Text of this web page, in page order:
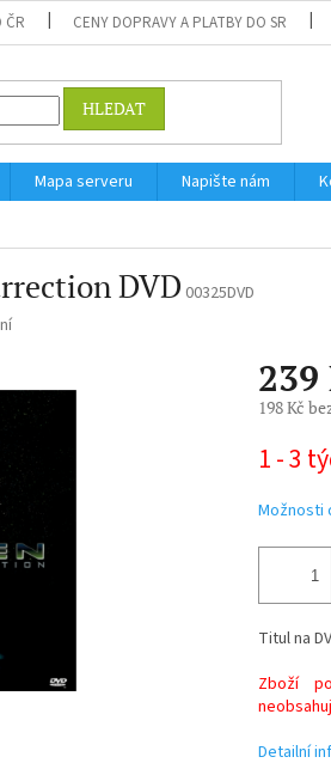
ČR CENY DOPRAVY A PLATBY DO SR
HLEDAT
Mapa serveru Napište nám
DVD 00325DVD
239
198 Kč
cena:
1 - 3
Možnosti
Titul na
Zboží
Detailní